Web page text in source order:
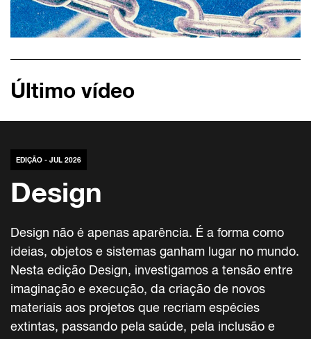
Último vídeo
EDIÇÃO - JUL 2026
Design
Design não é apenas aparência. É a forma como
ideias, objetos e sistemas ganham lugar no mundo.
Nesta edição Design, investigamos a tensão entre
imaginação e execução, da criação de novos
materiais aos projetos que recriam espécies
extintas, passando pela saúde, pela inclusão e